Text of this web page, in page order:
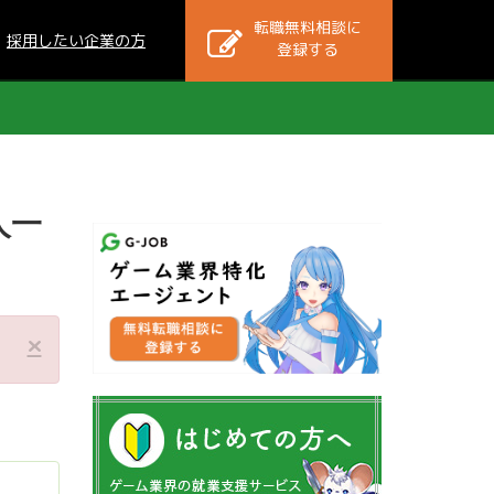
採用したい企業の方
転職無料相談に
登録する
一
×